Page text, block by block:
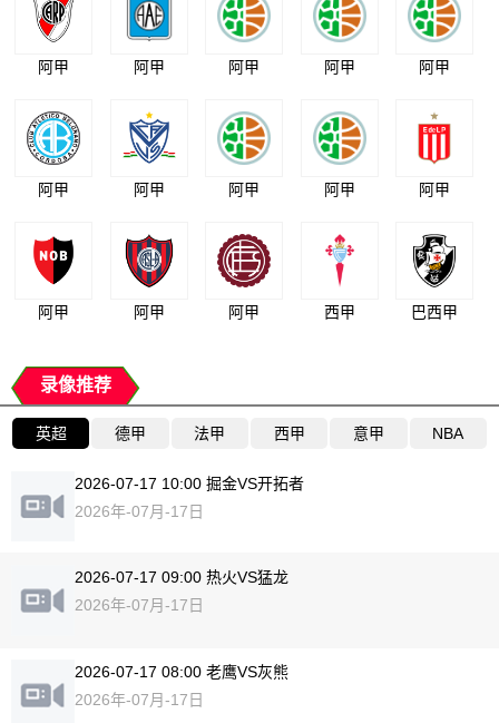
阿甲 阿甲 阿甲 阿甲 阿甲
阿甲 阿甲 阿甲 阿甲 阿甲
阿甲 阿甲 阿甲 西甲 巴西甲
录像推荐
英超 德甲 法甲 西甲 意甲 NBA
2026-07-17 10:00 掘金VS开拓者
2026年-07月-17日
2026-07-17 09:00 热火VS猛龙
2026年-07月-17日
2026-07-17 08:00 老鹰VS灰熊
2026年-07月-17日